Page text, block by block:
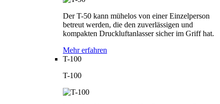
Der T-50 kann mühelos von einer Einzelperson
betreut werden, die den zuverlässigen und
kompakten Druckluftanlasser sicher im Griff hat.
Mehr erfahren
T-100
T-100